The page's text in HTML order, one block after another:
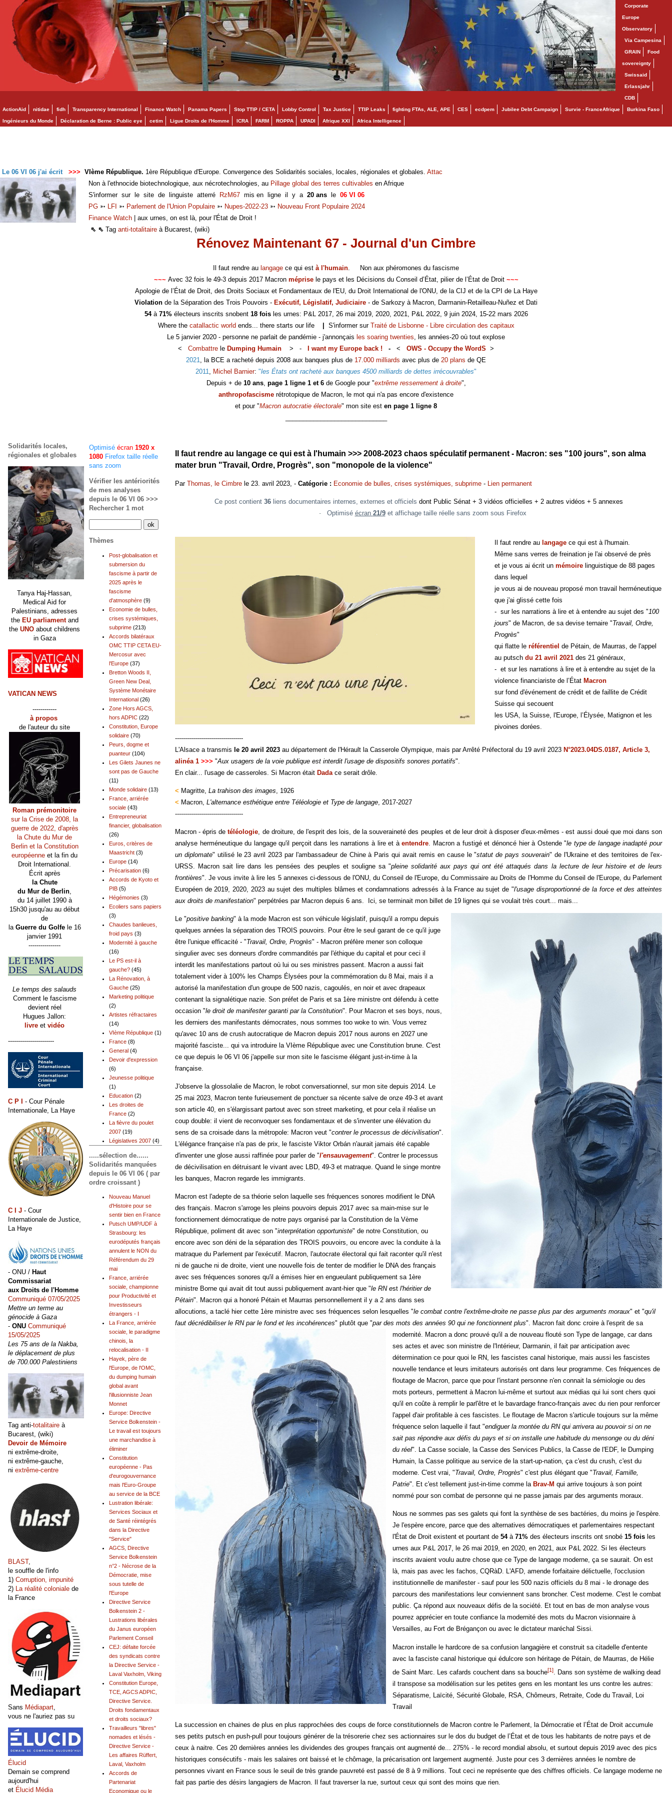
Corporate
Europe
Observatory
Via Campesina
GRAIN Food
sovereignty
Swissaid
Erlassjahr
CDB
ActionAid nitidae fidh Transparency International Finance Watch Panama Papers Stop TTIP / CETA Lobby Control Tax Justice TTIP Leaks fighting FTAs, ALE, APE CES ecdpem Jubilee Debt Campaign Survie - FranceAfrique Burkina Faso
Ingénieurs du Monde Déclaration de Berne : Public eye cetim Ligue Droits de l'Homme ICRA FARM ROPPA UPADI Afrique XXI Africa Intelligence
Le 06 VI 06 j'ai écrit >>> VIème République. 1ère République d'Europe. Convergence des Solidarités sociales, locales, régionales et globales. Attac
Non à l'ethnocide biotechnologique, aux nécrotechnologies, au Pillage global des terres cultivables en Afrique
S'informer sur le site de linguiste atterré RzM67 mis en ligne il y a20 ans le 06 VI 06
PG ➳ LFI ➳ Parlement de l'Union Populaire ➳ Nupes-2022-23 ➳ Nouveau Front Populaire 2024
Finance Watch | aux urnes, on est là, pour l'État de Droit !
⇖ ⇖ Taganti-totalitaire à Bucarest, (wiki)
Rénovez Maintenant 67 - Journal d'un Cimbre
Il faut rendre au langage ce qui est à l'humain. Non aux phéromones du fascisme
~~~ Avec 32 fois le 49-3 depuis 2017 Macron méprisele pays et les Décisions du Conseil d’État, pilier de l’État de Droit~~~
Apologie de l’État de Droit, des Droits Sociaux et Fondamentaux de l'EU, du Droit International de l'ONU, de la CIJ et de la CPI de La Haye
Violation de la Séparation des Trois Pouvoirs - Exécutif, Législatif, Judiciaire - de Sarkozy à Macron, Darmanin-Retailleau-Nuñez et Dati
54à 71%électeurs inscrits snobent 18 foisles urnes: P&L 2017, 26 mai 2019, 2020, 2021, P&L 2022, 9 juin 2024, 15-22 mars 2026
Where the catallactic world ends... there starts our life S'informer sur Traité de Lisbonne - Libre circulation des capitaux
Le 5 janvier 2020 - personne ne parlait de pandémie - j'annonçais les soaring twenties, les années-20 où tout explose
< Combattre le Dumping Humain > - I want my Europe back ! - < OWS - Occupy the WordS >
2021, la BCE a racheté depuis 2008 aux banques plus de 17.000 milliards avec plus de 20 plans de QE
2011, Michel Barnier: "les États ont racheté aux banques 4500 milliards de dettes irrécouvrables"
Depuis + de 10 ans, page 1 ligne 1 et 6 de Google pour "extrême resserrement à droite",
anthropofascisme rétrotopique de Macron, le mot qui n'a pas encore d'existence
et pour "Macron autocratie électorale" mon site est en page 1 ligne 8
Il faut rendre au langage ce qui est à l'humain >>> 2008-2023 chaos spéculatif permanent - Macron: ses "100 jours", son alma
mater brun "Travail, Ordre, Progrès", son "monopole de la violence"
Par Thomas, le Cimbre le 23. avril 2023, - Catégorie : Economie de bulles, crises systémiques, subprime - Lien permanent
Ce post contient 36liens documentaires internes, externes et officiels dont Public Sénat + 3 vidéos officielles + 2 autres vidéos + 5 annexes
- Optimisé écran 21/9et affichage taille réelle sans zoom sous Firefox
Il faut rendre au langage ce qui est à l'humain.
Même sans verres de freination je l'ai observé de près
et je vous ai écrit un mémoire linguistique de 88 pages
dans lequel
je vous ai de nouveau proposé mon travail herméneutique
que j'ai glissé cette fois
- sur les narrations à lire et à entendre au sujet des " 100
jours" de Macron, de sa devise ternaire "Travail, Ordre,
Progrès"
qui flatte leréférentiel de Pétain, de Maurras, de l'appel
au putschdu 21 avril 2021 des 21 généraux,
- et sur les narrations à lire et à entendre au sujet de la
violence financiariste de l’État Macron
sur fond d'événement de crédit et de faillite de Crédit
Suisse qui secouent
les USA, la Suisse, l'Europe, l’Élysée, Matignon et les
pivoines dorées.
----------------------------------
L'Alsace a transmis le 20 avril 2023 au département de l'Hérault la Casserole Olympique, mais par Arrêté Préfectoral du 19 avril 2023 N°2023.04DS.0187, Article 3,
alinéa 1 >>> "Aux usagers de la voie publique est interdit l'usage de dispositifs sonores portatifs".
En clair... l'usage de casseroles. Si Macron était Dada ce serait drôle.
< Magritte, La trahison des images , 1926
< Macron, L'alternance esthétique entre Téléologie et Type de langage , 2017-2027
----------------------------------
Macron - épris detéléologie, de droiture, de l'esprit des lois, de la souveraineté des peuples et de leur droit à disposer d'eux-mêmes - est aussi doué que moi dans son
analyse herméneutique du langage qu'il perçoit dans les narrations à lire et àentendre. Macron a fustigé et dénoncé hier à Ostende "le type de langage inadapté pour
un diplomate" utilisé le 23 avril 2023 par l'ambassadeur de Chine à Paris qui avait remis en cause le "statut de pays souverain" de l'Ukraine et des territoires de l'ex-
URSS. Macron sait lire dans les pensées des peuples et souligne sa "pleine solidarité aux pays qui ont été attaqués dans la lecture de leur histoire et de leurs
frontières". Je vous invite à lire les 5 annexes ci-dessous de l'ONU, du Conseil de l'Europe, du Commissaire au Droits de l'Homme du Conseil de l'Europe, du Parlement
Européen de 2019, 2020, 2023 au sujet des multiples blâmes et condamnations adressés à la France au sujet de "l'usage disproportionné de la force et des atteintes
aux droits de manifestation" perpétrées par Macron depuis 6 ans. Ici, se terminait mon billet de 19 lignes qui se voulait très court... mais...
Le "positive banking" à la mode Macron est son véhicule législatif, puisqu'il a rompu depuis
quelques années la séparation des TROIS pouvoirs. Pour être le seul garant de ce qu'il juge
être l'unique efficacité - "Travail, Ordre, Progrès" - Macron préfère mener son colloque
singulier avec ses donneurs d'ordre commandités par l'éthique du capital et pour ceci il
interdit les manifestations partout où lui ou ses ministres passent. Macron a aussi fait
totalement vider à 100% les Champs Élysées pour la commémoration du 8 Mai, mais il a
autorisé la manifestation d'un groupe de 500 nazis, cagoulés, en noir et avec drapeaux
contenant la signalétique nazie. Son préfet de Paris et sa 1ère ministre ont défendu à cette
occasion "le droit de manifester garanti par la Constitution". Pour Macron et ses boys, nous,
les derniers des manifestants démocrates, nous sommes too woke to win. Vous verrez
qu'avec 10 ans de crush autocratique de Macron depuis 2017 nous aurons en 2027 une
majorité fasciste... qui va introduire la VIème République avec une Constitution brune. C'est
ce que depuis le 06 VI 06 j'appelle sur mon site le fascisme élégant just-in-time à la
française.
J'observe la glossolalie de Macron, le robot conversationnel, sur mon site depuis 2014. Le
25 mai 2023, Macron tente furieusement de ponctuer sa récente salve de onze 49-3 et avant
son article 40, en s'élargissant partout avec son street marketing, et pour cela il réalise un
coup double: il vient de reconvoquer ses fondamentaux et de s'inventer une élévation du
sens de sa croisade dans la métropole: Macron veut "contrer le processus de décivilisation".
L'élégance française n'a pas de prix, le fasciste Viktor Orbán n'aurait jamais été capable
d'inventer une glose aussi raffinée pour parler de "l'ensauvagement". Contrer le processus
de décivilisation en détruisant le vivant avec LBD, 49-3 et matraque. Quand le singe montre
les banques, Macron regarde les immigrants.
Macron est l'adepte de sa théorie selon laquelle ses fréquences sonores modifient le DNA
des français. Macron s'arroge les pleins pouvoirs depuis 2017 avec sa main-mise sur le
fonctionnement démocratique de notre pays organisé par la Constitution de la Vème
République, poliment dit avec son "interprétation opportuniste" de notre Constitution, ou
encore avec son déni de la séparation des TROIS pouvoirs, ou encore avec la conduite à la
matraque du Parlement par l'exécutif. Macron, l'autocrate électoral qui fait raconter qu'il n'est
ni de gauche ni de droite, vient une nouvelle fois de tenter de modifier le DNA des français
avec ses fréquences sonores qu'il a émises hier en engueulant publiquement sa 1ère
ministre Borne qui avait dit tout aussi publiquement avant-hier que "le RN est l'héritier de
Pétain". Macron qui a honoré Pétain et Maurras personnellement il y a 2 ans dans ses
allocutions, a taclé hier cette 1ère ministre avec ses fréquences selon lesquelles "le combat contre l'extrême-droite ne passe plus par des arguments moraux" et "qu'il
faut décrédibiliser le RN par le fond et les incohérences" plutôt que "par des mots des années 90 qui ne fonctionnent plus". Macron fait donc croire à l'esprit de sa
modernité. Macron a donc prouvé qu'il a de nouveau flouté son Type de langage, car dans
ses actes et avec son ministre de l'Intérieur, Darmanin, il fait par anticipation avec
détermination ce pour quoi le RN, les fascistes canal historique, mais aussi les fascistes
nouvelle tendance et leurs imitateurs autorisés ont dans leur programme. Ces fréquences de
floutage de Macron, parce que pour l'instant personne n'en connait la sémiologie ou des
mots porteurs, permettent à Macron lui-même et surtout aux médias qui lui sont chers quoi
qu'il en coûte à remplir le parl'être et le bavardage franco-français avec du rien pour renforcer
l'appel d'air profitable à ces fascistes. Le floutage de Macron s'articule toujours sur la même
fréquence selon laquelle il faut "endiguer la montée du RN qui arrivera au pouvoir si on ne
sait pas répondre aux défis du pays et si on installe une habitude du mensonge ou du déni
du réel". La Casse sociale, la Casse des Services Publics, la Casse de l'EDF, le Dumping
Humain, la Casse politique au service de la start-up-nation, ça c'est du crush, c'est du
moderne. C'est vrai, "Travail, Ordre, Progrès" c'est plus élégant que "Travail, Famille,
Patrie". Et c'est tellement just-in-time comme la Brav-M qui arrive toujours à son point
nommé pour son combat de personne qui ne passe jamais par des arguments moraux.
Nous ne sommes pas ses galets qui font la synthèse de ses bactéries, du moins je l'espère.
Je l'espère encore, parce que des alternatives démocratiques et parlementaires respectant
l'État de Droit existent et pourtant de54à71% des électeurs inscrits ont snobé15 fois les
urnes aux P&L 2017, le 26 mai 2019, en 2020, en 2021, aux P&L 2022. Si les électeurs
inscrits avaient voulu autre chose que ce Type de langage moderne, ça se saurait. On est
là, mais pas avec les fachos, CQRàD. L'AFD, amende forfaitaire délictuelle, l'occlusion
institutionnelle de manifester - sauf pour les 500 nazis officiels du 8 mai - le dronage des
parcours des manifestations leur conviennent sans broncher. C'est moderne. C'est le combat
public. Ça répond aux nouveaux défis de la société. Et tout en bas de mon analyse vous
pourrez apprécier en toute confiance la modernité des mots du Macron visionnaire à
Versailles, au Fort de Brégançon ou avec le dictateur maréchal Sissi.
Macron installe le hardcore de sa confusion langagière et construit sa citadelle d'entente
avec la fasciste canal historique qui édulcore son héritage de Pétain, de Maurras, de Hélie
de Saint Marc. Les cafards couchent dans sa bouche[1]
. Dans son système de walking dead
il transpose sa modélisation sur les petites gens en les montant les uns contre les autres:
Séparatisme, Laïcité, Sécurité Globale, RSA, Chômeurs, Retraite, Code du Travail, Loi
Travail
La succession en chaines de plus en plus rapprochées des coups de force constitutionnels de Macron contre le Parlement, la Démocratie et l’État de Droit accumule
ses petits putsch en push-pull pour toujours générer de la trésorerie chez ses actionnaires sur le dos du budget de l’État et de tous les habitants de notre pays et de
ceux à naitre. Ces 20 dernières années les dividendes des groupes français ont augmenté de... 275% - le record mondial absolu, et surtout depuis 2019 avec des pics
historiques consécutifs - mais les salaires ont baissé et le chômage, la précarisation ont largement augmenté. Juste pour ces 3 dernières années le nombre de
personnes vivant en France sous le seuil de très grande pauvreté est passé de 8 à 9 millions. Tout ceci ne représente que des chiffres officiels. Ce langage moderne ne
fait pas partie des désirs langagiers de Macron. Il faut traverser la rue, surtout ceux qui sont des moins que rien.
Optimisé écran 1920 x
1080 Firefox taille réelle
sans zoom
Vérifier les antériorités
de mes analyses
depuis le 06 VI 06 >>>
Rechercher 1 mot
Thèmes
Post-globalisation et
submersion du
fascisme à partir de
2025 après le
fascisme
d'atmosphère (9)
Economie de bulles,
crises systémiques,
subprime (213)
Accords bilatéraux
OMC TTIP CETA EU-
Mercosur avec
l'Europe (37)
Bretton Woods II,
Green New Deal,
Système Monétaire
International (26)
Zone Hors AGCS,
hors ADPIC (22)
Constitution, Europe
solidaire (70)
Peurs, dogme et
puanteur (104)
Les Gilets Jaunes ne
sont pas de Gauche
(11)
Monde solidaire (13)
France, arriérée
sociale (43)
Entrepreneuriat
financier, globalisation
(26)
Euros, critères de
Maastricht (3)
Europe (14)
Précarisation (6)
Accords de Kyoto et
PIB (5)
Hégémonies (3)
Ecoliers sans papiers
(3)
Chaudes banlieues,
froid pays (3)
Modernité à gauche
(16)
Le PS est-il à
gauche? (45)
La Rénovation, à
Gauche (25)
Marketing politique
(2)
Artistes réfractaires
(14)
VIème République (1)
France (8)
General (4)
Devoir d'expression
(6)
Jeunesse politique
(1)
Education (2)
Les droites de
France (2)
La fièvre du poulet
2007 (19)
Législatives 2007 (4)
.....sélection de......
Solidarités manquées
depuis le 06 VI 06 ( par
ordre croissant )
Nouveau Manuel
d'Histoire pour se
sentir bien en France
Putsch UMP/UDF à
Strasbourg: les
eurodéputés français
annulent le NON du
Référendum du 29
mai
France, arriérée
sociale, championne
pour Productivité et
Investisseurs
étrangers - I
La France, arriérée
sociale, le paradigme
chinois, la
relocalisation - II
Hayek, père de
l'Europe, de l'OMC,
du dumping humain
global avant
l'illusionniste Jean
Monnet
Europe: Directive
Service Bolkenstein -
Le travail est toujours
une marchandise à
éliminer
Constitution
européenne - Pas
d'eurogouvernance
mais l'Euro-Groupe
au service de la BCE
Lustration libérale:
Services Sociaux et
de Santé réintégrés
dans la Directive
"Service"
AGCS, Directive
Service Bolkenstein
n°2 - Nécrose de la
Démocratie, mise
sous tutelle de
l'Europe
Directive Service
Bolkenstein 2 -
Lustrations libérales
du Janus européen
Parlement Conseil
CEJ: défaite forcée
des syndicats contre
la Directive Service -
Laval Vaxholm, Viking
Constitution Europe,
TCE, AGCS ADPIC,
Directive Service.
Droits fondamentaux
et droits sociaux?
Travailleurs "libres"
nomades et lésés -
Directive Service -
Les affaires Rüffert,
Laval, Vaxholm
Accords de
Partenariat
Economique ou le
Solidarités locales,
régionales et globales
Tanya Haj-Hassan,
Medical Aid for
Palestinians, adresses
the EU parliamentand
the UNO about childrens
in Gaza
VATICAN NEWS
------------
à propos
de l'auteur du site
Roman prémonitoire
sur la Crise de 2008, la
guerre de 2022, d'après
la Chute du Mur de
Berlin et la Constitution
européenne et la fin du
Droit International.
Écrit après
la Chute
du Mur de Berlin
du 14 juillet 1990 à
15h30 jusqu'au au début
de
la Guerre du Golfele 16
janvier 1991
----------------
Le temps des salauds
Comment le fascisme
devient réel
Hugues Jallon:
livre et vidéo
-----------------------
C P I
- Cour Pénale
Internationale, La Haye
C I J - Cour
Internationale de Justice,
La Haye
- ONU / Haut
Commissariat
aux Droits de l'Homme
Communiqué 07/05/2025
Mettre un terme au
génocide à Gaza
- ONU Communiqué
15/05/2025
Les 75 ans de la Nakba,
le déplacement de plus
de 700.000 Palestiniens
Tag anti-totalitaire à
Bucarest, (wiki)
Devoir de Mémoire
ni extrême-droite,
ni extrême-gauche,
ni extrême-centre
BLAST,
le souffle de l'info
1) Corruption, impunité
2)
La réalité coloniale de
la France
Sans Médiapart
vous ne l'auriez pas su
Élucid
Demain se comprend
aujourd'hui
et Élucid Média